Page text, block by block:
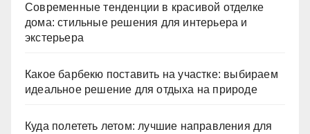
Современные тенденции в красивой отделке
дома: стильные решения для интерьера и
экстерьера
Какое барбекю поставить на участке: выбираем
идеальное решение для отдыха на природе
Куда полететь летом: лучшие направления для